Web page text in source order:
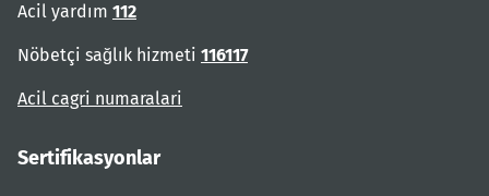
Acil yardım 112
Nöbetçi sağlık hizmeti 116117
Acil cagri numaralari
Sertifikasyonlar